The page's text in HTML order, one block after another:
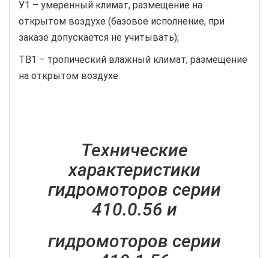
У1 – умеренный климат, размещение на
открытом воздухе (базовое исполнение, при
заказе допускается не учитывать);
ТВ1 – тропический влажный климат, размещение
на открытом воздухе.
Технические
характеристики
гидромоторов серии
410.0.56 и
гидромоторов серии